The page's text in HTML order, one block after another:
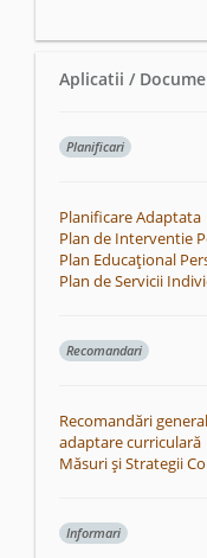
Aplicatii /
Planificari
Planificare Adaptata
Plan de Interventie
Plan Educațional
Plan de Servicii
Recomandari
Recomandări
adaptare curriculară
Măsuri și Strategii
Informari